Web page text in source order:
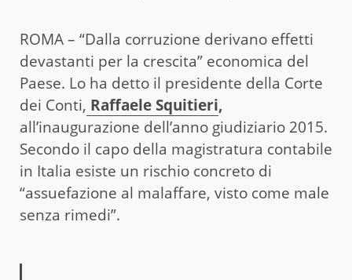
ROMA – “Dalla corruzione derivano effetti
devastanti per la crescita” economica del
Paese. Lo ha detto il presidente della Corte
dei Conti, Raffaele Squitieri,
all’inaugurazione dell’anno giudiziario 2015.
Secondo il capo della magistratura contabile
in Italia esiste un rischio concreto di
“assuefazione al malaffare, visto come male
senza rimedi”.